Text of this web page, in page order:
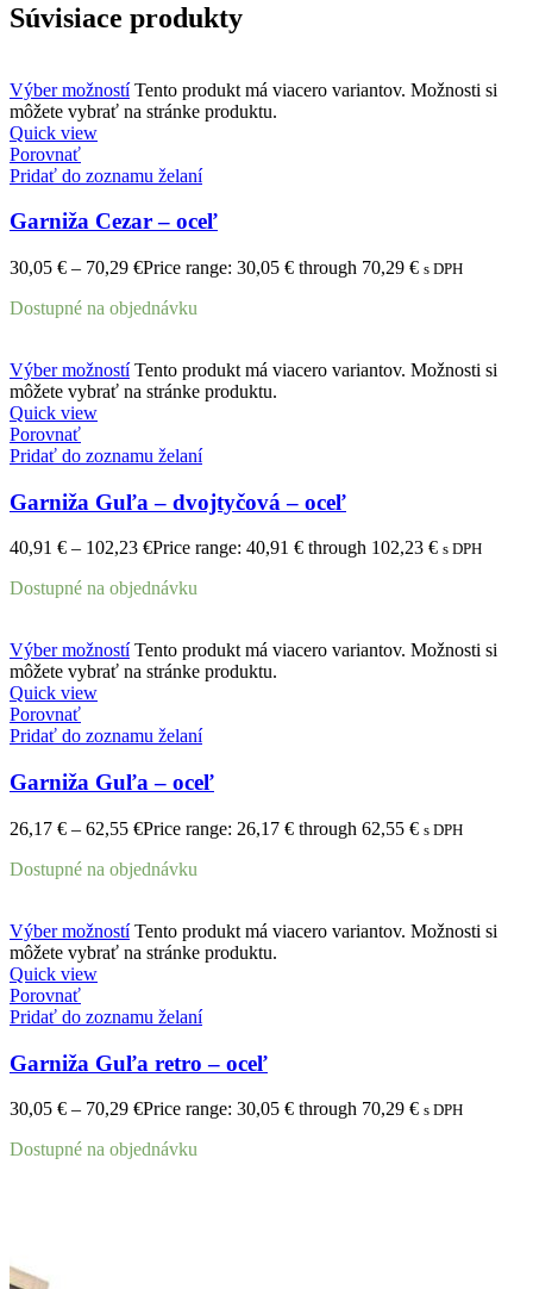
Súvisiace produkty
Výber možností Tento produkt má viacero variantov. Možnosti si
môžete vybrať na stránke produktu.
Quick view
Porovnať
Pridať do zoznamu želaní
Garniža Cezar – oceľ
30,05 € – 70,29 €Price range: 30,05 € through 70,29 € s DPH
Dostupné na objednávku
Výber možností Tento produkt má viacero variantov. Možnosti si
môžete vybrať na stránke produktu.
Quick view
Porovnať
Pridať do zoznamu želaní
Garniža Guľa – dvojtyčová – oceľ
40,91 € – 102,23 €Price range: 40,91 € through 102,23 € s DPH
Dostupné na objednávku
Výber možností Tento produkt má viacero variantov. Možnosti si
môžete vybrať na stránke produktu.
Quick view
Porovnať
Pridať do zoznamu želaní
Garniža Guľa – oceľ
26,17 € – 62,55 €Price range: 26,17 € through 62,55 € s DPH
Dostupné na objednávku
Výber možností Tento produkt má viacero variantov. Možnosti si
môžete vybrať na stránke produktu.
Quick view
Porovnať
Pridať do zoznamu želaní
Garniža Guľa retro – oceľ
30,05 € – 70,29 €Price range: 30,05 € through 70,29 € s DPH
Dostupné na objednávku